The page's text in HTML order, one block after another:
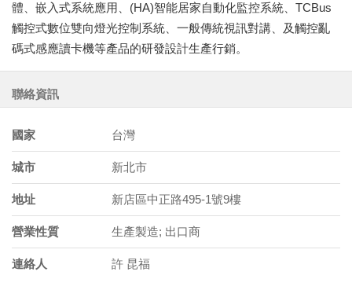
體、嵌入式系統應用、(HA)智能居家自動化監控系統、TCBus
觸控式數位雙向燈光控制系統、一般傳統視訊對講、及觸控亂
碼式感應讀卡機等產品的研發設計生產行銷。
聯絡資訊
國家 台灣
城市 新北市
地址 新店區中正路495-1號9樓
營業性質 生產製造; 出口商
連絡人 許 昆福